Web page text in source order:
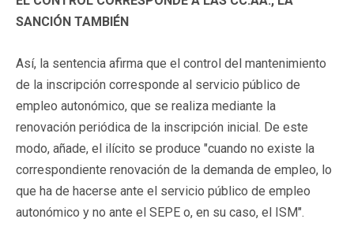
SANCIÓN TAMBIÉN
Así, la sentencia afirma que el control del mantenimiento
de la inscripción corresponde al servicio público de
empleo autonómico, que se realiza mediante la
renovación periódica de la inscripción inicial. De este
modo, añade, el ilícito se produce "cuando no existe la
correspondiente renovación de la demanda de empleo, lo
que ha de hacerse ante el servicio público de empleo
autonómico y no ante el SEPE o, en su caso, el ISM".